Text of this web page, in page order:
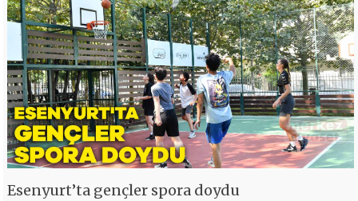
Esenyurt’ta gençler spora doydu